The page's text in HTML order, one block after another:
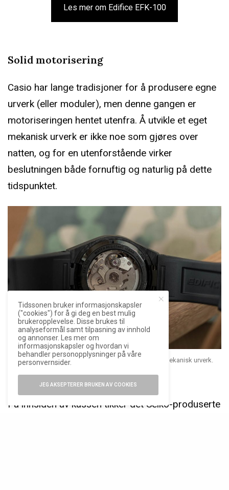
Les mer om Edifice EFK-100
Solid motorisering
Casio har lange tradisjoner for å produsere egne
urverk (eller moduler), men denne gangen er
motoriseringen hentet utenfra. Å utvikle et eget
mekanisk urverk er ikke noe som gjøres over
natten, og for en utenforstående virker
beslutningen både fornuftig og naturlig på dette
tidspunktet.
Edifice EFK-100 er Casios første armbåndsur med mekanisk urverk.
På innsiden av kassen tikker det Seiko-produserte
Tidssonen bruker informasjonskapsler
("cookies") for å gi deg en best mulig
brukeropplevelse. Disse brukes til
analyseformål samt tilpasning av innhold
og annonser. Les mer om
informasjonskapsler og hvordan vi
behandler personopplysninger på våre
personvernsider.
JEG AKSEPTERER BRUKEN AV COOKIES